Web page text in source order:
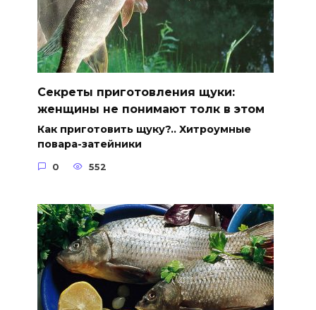
Секреты приготовления щуки:
женщины не понимают толк в этом
Как приготовить щуку?.. Хитроумные
повара-затейники
0 552